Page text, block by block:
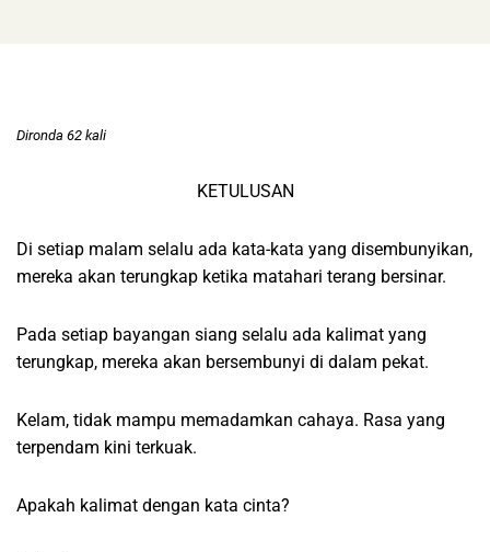
Dironda 62 kali
KETULUSAN
Di setiap malam selalu ada kata-kata yang disembunyikan,
mereka akan terungkap ketika matahari terang bersinar.
Pada setiap bayangan siang selalu ada kalimat yang
terungkap, mereka akan bersembunyi di dalam pekat.
Kelam, tidak mampu memadamkan cahaya. Rasa yang
terpendam kini terkuak.
Apakah kalimat dengan kata cinta?